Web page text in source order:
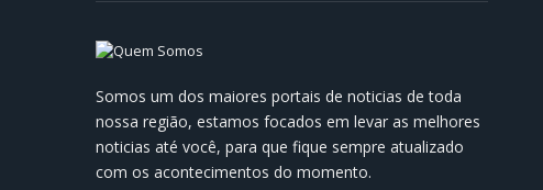
Somos um dos maiores portais de noticias de toda
nossa região, estamos focados em levar as melhores
noticias até você, para que fique sempre atualizado
com os acontecimentos do momento.
Inverno Amazônico
07/05/2024